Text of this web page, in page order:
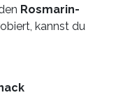
Rosmarin-
kannst du